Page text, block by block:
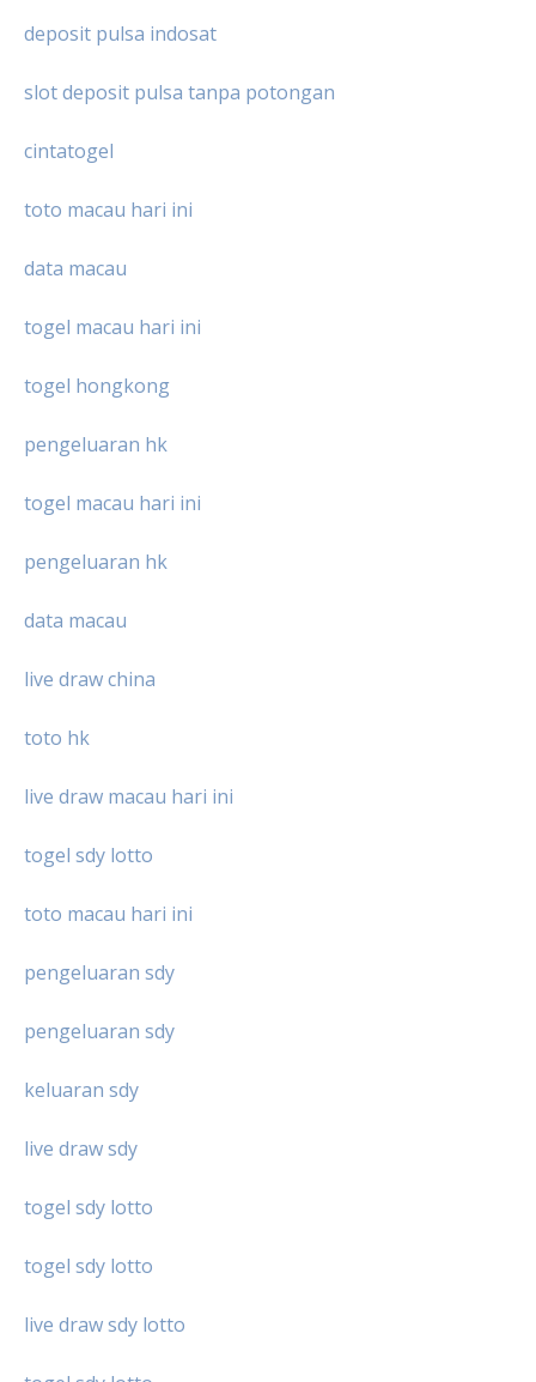
deposit pulsa indosat
slot deposit pulsa tanpa potongan
cintatogel
toto macau hari ini
data macau
togel macau hari ini
togel hongkong
pengeluaran hk
togel macau hari ini
pengeluaran hk
data macau
live draw china
toto hk
live draw macau hari ini
togel sdy lotto
toto macau hari ini
pengeluaran sdy
pengeluaran sdy
keluaran sdy
live draw sdy
togel sdy lotto
togel sdy lotto
live draw sdy lotto